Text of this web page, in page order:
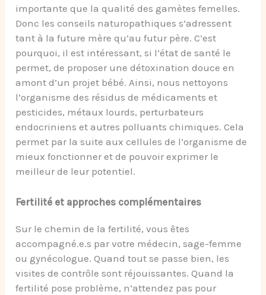
importante que la qualité des gamètes femelles.
Donc les conseils naturopathiques s’adressent
tant à la future mère qu’au futur père. C’est
pourquoi, il est intéressant, si l’état de santé le
permet, de proposer une détoxination douce en
amont d’un projet bébé. Ainsi, nous nettoyons
l’organisme des résidus de médicaments et
pesticides, métaux lourds, perturbateurs
endocriniens et autres polluants chimiques. Cela
permet par la suite aux cellules de l’organisme de
mieux fonctionner et de pouvoir exprimer le
meilleur de leur potentiel.
Fertilité et approches complémentaires
Sur le chemin de la fertilité, vous êtes
accompagné.e.s par votre médecin, sage-femme
ou gynécologue. Quand tout se passe bien, les
visites de contrôle sont réjouissantes. Quand la
fertilité pose problème, n’attendez pas pour